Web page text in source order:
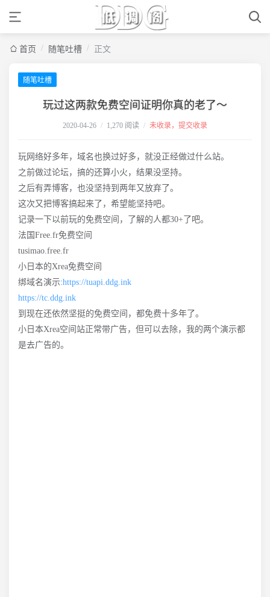
首页 / 随笔吐槽 / 正文
随笔吐槽
玩过这两款免费空间证明你真的老了～
2020-04-26 / 1,270 阅读 / 未收录，提交收录
玩网络好多年，域名也换过好多，就没正经做过什么站。
之前做过论坛，搞的还算小火，结果没坚持。
之后有弄博客，也没坚持到两年又放弃了。
这次又把博客搞起来了，希望能坚持吧。
记录一下以前玩的免费空间，了解的人都30+了吧。
法国Free.fr免费空间
tusimao.free.fr
小日本的Xrea免费空间
绑域名演示:https://tuapi.ddg.ink
https://tc.ddg.ink
到现在还依然坚挺的免费空间，都免费十多年了。
小日本Xrea空间站正常带广告，但可以去除，我的两个演示都
是去广告的。